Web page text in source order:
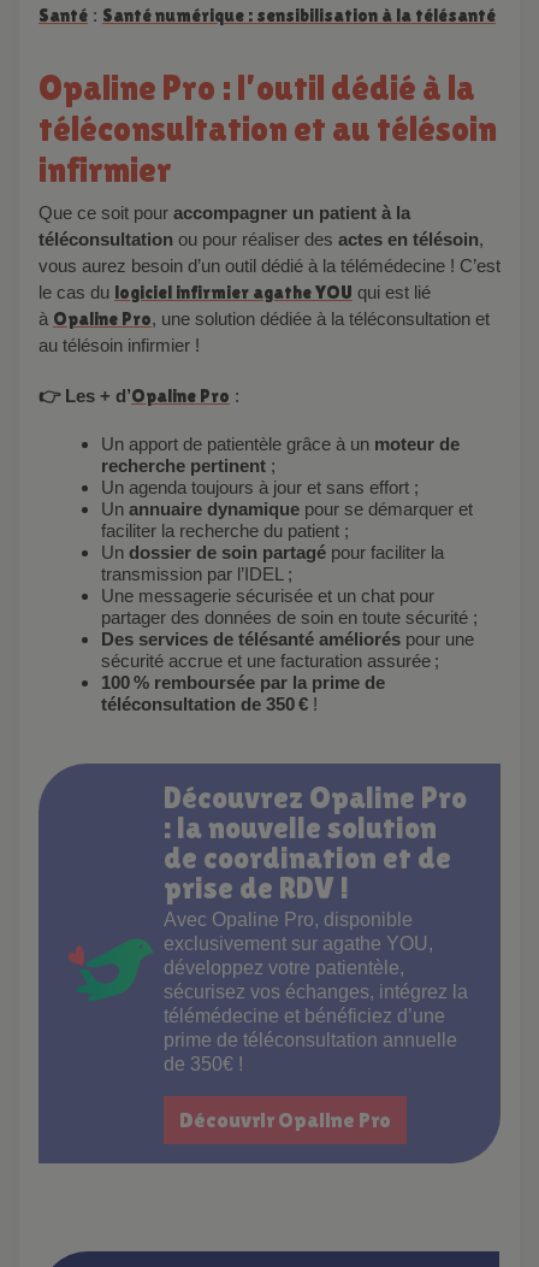
Santé : Santé numérique : sensibilisation à la télésanté
Opaline Pro : l’outil dédié à la
téléconsultation et au télésoin
infirmier
Que ce soit pour accompagner un patient à la
téléconsultation ou pour réaliser des actes en télésoin,
vous aurez besoin d’un outil dédié à la télémédecine ! C’est
le cas du logiciel infirmier agathe YOU qui est lié
à Opaline Pro, une solution dédiée à la téléconsultation et
au télésoin infirmier !
👉 Les + d’Opaline Pro :
Un apport de patientèle grâce à un moteur de
recherche pertinent ;
Un agenda toujours à jour et sans effort ;
Un annuaire dynamique pour se démarquer et
faciliter la recherche du patient ;
Un dossier de soin partagé pour faciliter la
transmission par l’IDEL ;
Une messagerie sécurisée et un chat pour
partager des données de soin en toute sécurité ;
Des services de télésanté améliorés pour une
sécurité accrue et une facturation assurée ;
100 % remboursée par la prime de
téléconsultation de 350 € !
Découvrez Opaline Pro
: la nouvelle solution
de coordination et de
prise de RDV !
Avec Opaline Pro, disponible
exclusivement sur agathe YOU,
développez votre patientèle,
sécurisez vos échanges, intégrez la
télémédecine et bénéficiez d’une
prime de téléconsultation annuelle
de 350€ !
Découvrir Opaline Pro